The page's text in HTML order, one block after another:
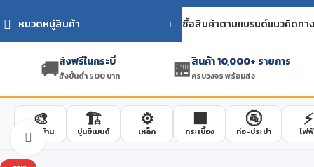
หมวดหมู่สินค้า ซื้อสินค้าตามแบรนด์แนวคิดทา
🚚ส่งฟรีในกระบี่
สั่งขั้นต่ำ 500 บาท 🏪สินค้า 10,000+ รายการ
ครบวงจร พร้อมส่ง
🎨
สีทาบ้าน
🏗️
ปูนซีเมนต์
⚙️
เหล็ก
🟫
กระเบื้อง
🚰
ท่อ-ประปา
⚡
ไฟ
Click to enlarge